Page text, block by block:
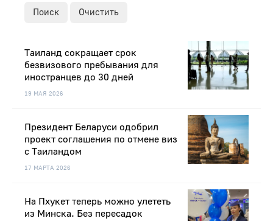
Поиск Очистить
19 МАЯ 2026
Таиланд сокращает срок
безвизового пребывания для
иностранцев до 30 дней
17 МАРТА 2026
Президент Беларуси одобрил
проект соглашения по отмене виз
с Таиландом
На Пхукет теперь можно улететь
из Минска. Без пересадок